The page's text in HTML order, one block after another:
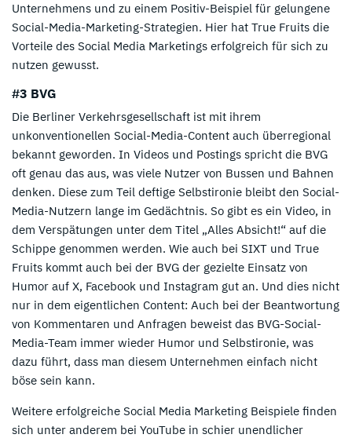
Unternehmens und zu einem Positiv-Beispiel für gelungene
Social-Media-Marketing-Strategien. Hier hat True Fruits die
Vorteile des Social Media Marketings erfolgreich für sich zu
nutzen gewusst.
#3 BVG
Die Berliner Verkehrsgesellschaft ist mit ihrem
unkonventionellen Social-Media-Content auch überregional
bekannt geworden. In Videos und Postings spricht die BVG
oft genau das aus, was viele Nutzer von Bussen und Bahnen
denken. Diese zum Teil deftige Selbstironie bleibt den Social-
Media-Nutzern lange im Gedächtnis. So gibt es ein Video, in
dem Verspätungen unter dem Titel „Alles Absicht!“ auf die
Schippe genommen werden. Wie auch bei SIXT und True
Fruits kommt auch bei der BVG der gezielte Einsatz von
Humor auf X, Facebook und Instagram gut an. Und dies nicht
nur in dem eigentlichen Content: Auch bei der Beantwortung
von Kommentaren und Anfragen beweist das BVG-Social-
Media-Team immer wieder Humor und Selbstironie, was
dazu führt, dass man diesem Unternehmen einfach nicht
böse sein kann.
Weitere erfolgreiche Social Media Marketing Beispiele finden
sich unter anderem bei YouTube in schier unendlicher